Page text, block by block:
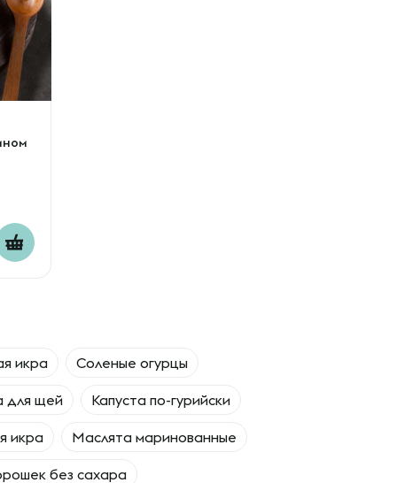
икра Соленые огурцы
для щей Капуста по-гурийски
икра Маслята маринованные
без сахара